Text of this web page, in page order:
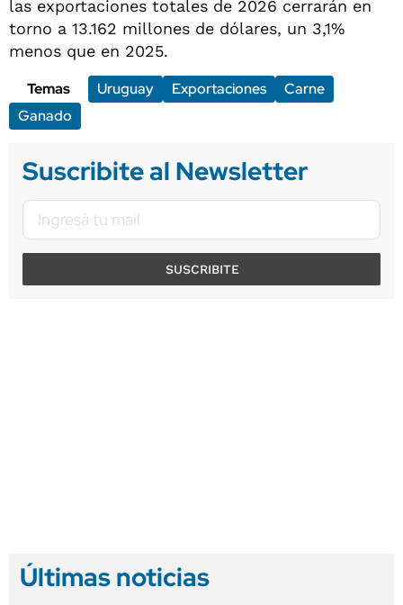
las exportaciones totales de 2026 cerrarán en
torno a 13.162 millones de dólares, un 3,1%
menos que en 2025.
Temas
Uruguay Exportaciones
Carne
Ganado
Suscribite al Newsletter
SUSCRIBITE
Últimas noticias